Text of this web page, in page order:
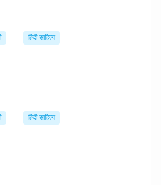
अकादमी पुरस्कार से सम्मानित किया
की जीवनी है। सही उत्तर (B) है।
Solution in PDF
हिंदी साहित्य
हिंदी साहित्य